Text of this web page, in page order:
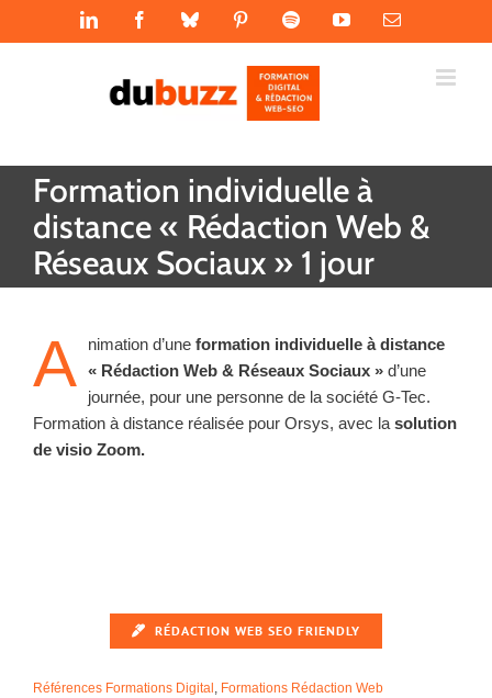
LinkedIn FacebookBluesky PinterestSpotifyYouTubeEmail
Formation individuelle à
distance « Rédaction Web &
Réseaux Sociaux » 1 jour
A nimation d’une formation individuelle à distance
« Rédaction Web & Réseaux Sociaux » d’une
journée, pour une personne de la société G-Tec.
Formation à distance réalisée pour Orsys, avec la solution
de visio Zoom.
RÉDACTION WEB SEO FRIENDLY
Références Formations Digital , Formations Rédaction Web